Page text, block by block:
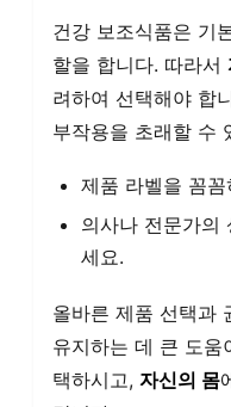
건강 보조식품은 기
할을 합니다. 따라서
려하여 선택해야 합
부작용을 초래할 수
제품 라벨을 꼼
의사나 전문가의
세요.
올바른 제품 선택과
유지하는 데 큰 도움
택하시고, 자신의 몸